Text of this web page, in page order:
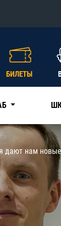
БИЛЕТЫ
дают нам